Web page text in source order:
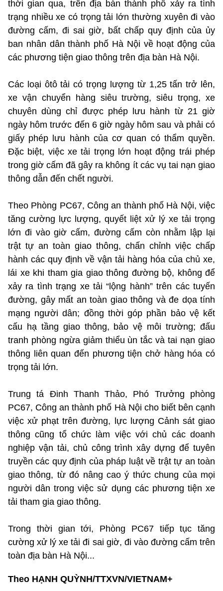
thời gian qua, trên địa bàn thành phố xảy ra tình
trạng nhiều xe có trọng tải lớn thường xuyên đi vào
đường cấm, đi sai giờ, bất chấp quy định của ủy
ban nhân dân thành phố Hà Nội về hoạt động của
các phương tiện giao thông trên địa bàn Hà Nội.
Các loại ôtô tải có trọng lượng từ 1,25 tấn trở lên,
xe vận chuyển hàng siêu trường, siêu trọng, xe
chuyên dùng chỉ được phép lưu hành từ 21 giờ
ngày hôm trước đến 6 giờ ngày hôm sau và phải có
giấy phép lưu hành của cơ quan có thẩm quyền.
Đặc biệt, việc xe tải trọng lớn hoạt động trái phép
trong giờ cấm đã gây ra không ít các vụ tai nạn giao
thông dẫn đến chết người.
Theo Phòng PC67, Công an thành phố Hà Nội, việc
tăng cường lực lượng, quyết liệt xử lý xe tải trọng
lớn đi vào giờ cấm, đường cấm còn nhằm lập lại
trật tự an toàn giao thông, chấn chỉnh việc chấp
hành các quy định về vận tải hàng hóa của chủ xe,
lái xe khi tham gia giao thông đường bộ, không để
xảy ra tình trạng xe tải “lộng hành” trên các tuyến
đường, gây mất an toàn giao thông và đe dọa tính
mạng người dân; đồng thời góp phần bảo vệ kết
cấu hạ tầng giao thông, bảo vệ môi trường; đấu
tranh phòng ngừa giảm thiểu ùn tắc và tai nạn giao
thông liên quan đến phương tiện chở hàng hóa có
trọng tải lớn.
Trung tá Đinh Thanh Thảo, Phó Trưởng phòng
PC67, Công an thành phố Hà Nội cho biết bên cạnh
việc xử phạt trên đường, lực lượng Cảnh sát giao
thông cũng tổ chức làm việc với chủ các doanh
nghiệp vận tải, chủ công trình xây dựng để tuyên
truyền các quy định của pháp luật về trật tự an toàn
giao thông, từ đó nâng cao ý thức chung của mọi
người dân trong việc sử dụng các phương tiện xe
tải tham gia giao thông.
Trong thời gian tới, Phòng PC67 tiếp tục tăng
cường xử lý xe tải đi sai giờ, đi vào đường cấm trên
toàn địa bàn Hà Nội...
Theo HẠNH QUỲNH/TTXVN/VIETNAM+